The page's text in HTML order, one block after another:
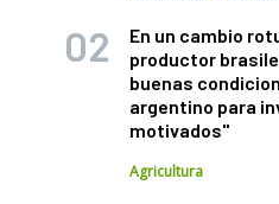
En un cambio
productor
buenas
argentino para
motivados"
Agricultura